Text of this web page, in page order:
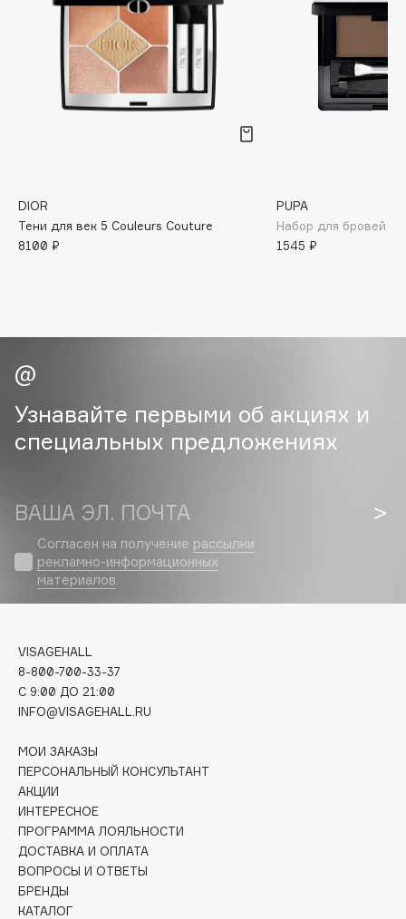
Biomed
Biorepair
BORK
Brunello Cucinelli
Byredo
C
Cadence
Carmex
Carolina Herrera
Catrice
Celimax
Clarette
Clarins
Clarins Precious
Clinique
Clive Christian
Club De Nuit
Consly
Corimo
CosRX
DIOR
Тени для век 5 Couleurs Couture
8100 ₽
PUPA
Набор для бровей
1545 ₽
Узнавайте первыми об акциях и
специальных предложениях
ВАША ЭЛ. ПОЧТА
Согласен на получение рассылки
рекламно-информационных
материалов
VISAGEHALL
8-800-700-33-37
C 9:00 ДО 21:00
INFO@VISAGEHALL.RU
МОИ ЗАКАЗЫ
ПЕРСОНАЛЬНЫЙ КОНСУЛЬТАНТ
АКЦИИ
ИНТЕРЕСНОЕ
ПРОГРАММА ЛОЯЛЬНОСТИ
ДОСТАВКА И ОПЛАТА
ВОПРОСЫ И ОТВЕТЫ
БРЕНДЫ
КАТАЛОГ